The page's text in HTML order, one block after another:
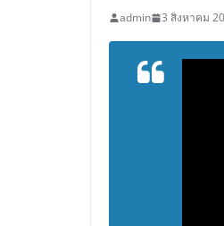
admin 3 สิงหาคม